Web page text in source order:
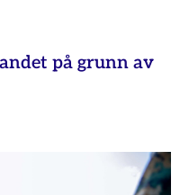
på grunn av